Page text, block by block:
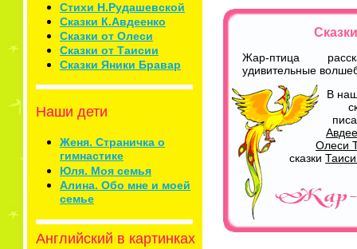
Стихи Н.Рудашевской
Сказки К.Авдеенко
Сказки от Олеси
Сказки от Таисии
Сказки Яники Бравар
Наши дети
Женя. Страничка о
гимнастике
Юля. Моя семья
Алина. Обо мне и моей
семье
Английский в картинках
Сказки
Жар-птица
удивительные
В
Олеси
сказки